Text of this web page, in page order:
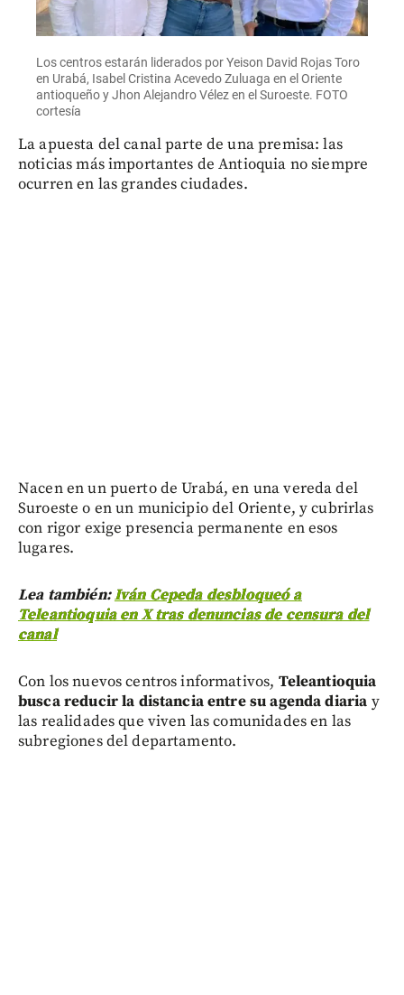
Los centros estarán liderados por Yeison David Rojas Toro
en Urabá, Isabel Cristina Acevedo Zuluaga en el Oriente
antioqueño y Jhon Alejandro Vélez en el Suroeste. FOTO
cortesía
La apuesta del canal parte de una premisa: las
noticias más importantes de Antioquia no siempre
ocurren en las grandes ciudades.
Nacen en un puerto de Urabá, en una vereda del
Suroeste o en un municipio del Oriente, y cubrirlas
con rigor exige presencia permanente en esos
lugares.
Lea también:Iván Cepeda desbloqueó a
Teleantioquia en X tras denuncias de censura del
canal
Con los nuevos centros informativos, Teleantioquia
busca reducir la distancia entre su agenda diaria y
las realidades que viven las comunidades en las
subregiones del departamento.